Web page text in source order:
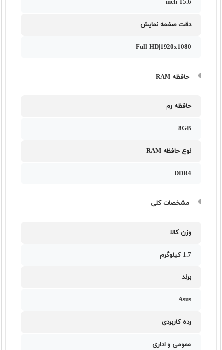
15.6 inch
دقت صفحه نمایش
Full HD|1920x1080
حافظه RAM
حافظه رم
8GB
نوع حافظه RAM
DDR4
مشخصات کلی
وزن کالا
1.7 کیلوگرم
برند
Asus
رده کاربردی
عمومی و اداری